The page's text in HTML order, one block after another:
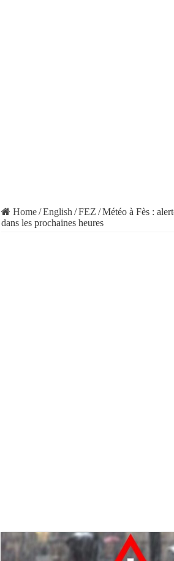
Home/English /FEZ /Météo à Fès :
dans les prochaines heures